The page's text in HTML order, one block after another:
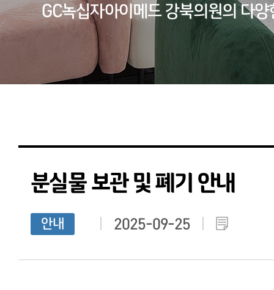
GC녹십자아이메드 강북의원의 다
분실물 보관 및 폐기 안내
안내 2025-09-25